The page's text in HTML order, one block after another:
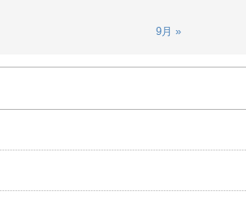
9月 »